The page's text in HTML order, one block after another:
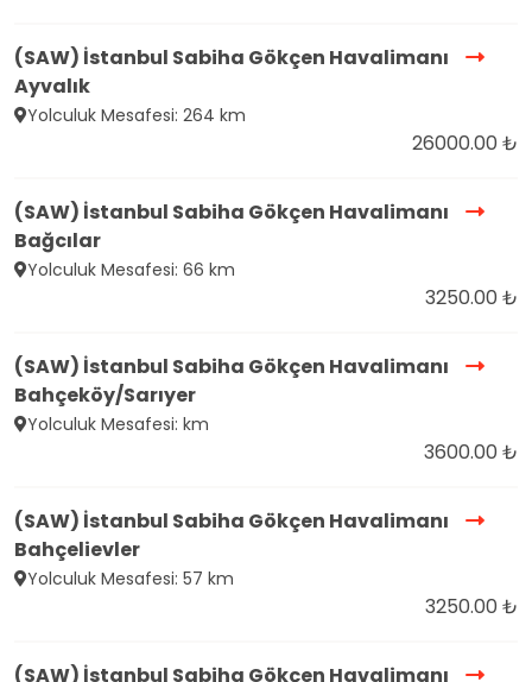
(SAW) İstanbul Sabiha Gökçen Havalimanı
Ayvalık
Yolculuk Mesafesi: 264 km
26000.00 ₺
(SAW) İstanbul Sabiha Gökçen Havalimanı
Bağcılar
Yolculuk Mesafesi: 66 km
3250.00 ₺
(SAW) İstanbul Sabiha Gökçen Havalimanı
Bahçeköy/Sarıyer
Yolculuk Mesafesi: km
3600.00 ₺
(SAW) İstanbul Sabiha Gökçen Havalimanı
Bahçelievler
Yolculuk Mesafesi: 57 km
3250.00 ₺
(SAW) İstanbul Sabiha Gökçen Havalimanı